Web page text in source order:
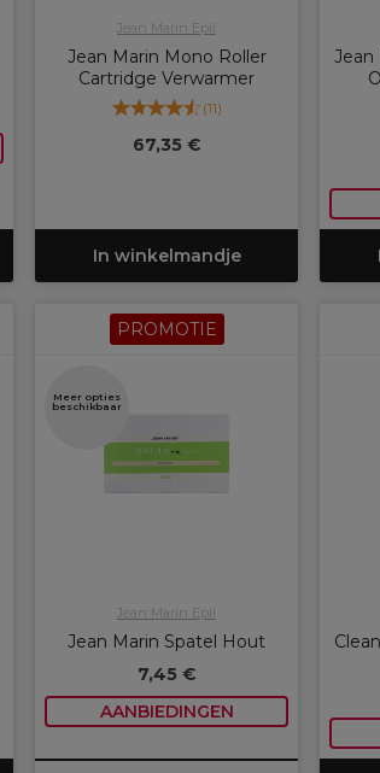
Jean Marin Epil
Jean Marin Mono Roller
Cartridge Verwarmer
(11)
67,35 €
In winkelmandje
Jean
PROMOTIE
Meer opties
beschikbaar
Jean Marin Epil
Jean Marin Spatel Hout
7,45 €
AANBIEDINGEN